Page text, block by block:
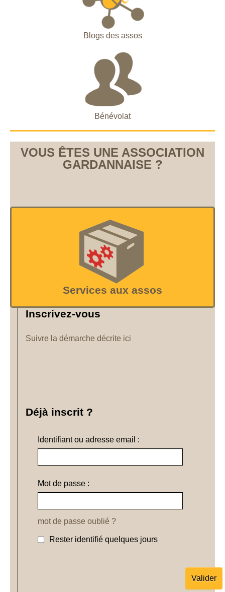
Blogs des assos
Bénévolat
VOUS ÊTES UNE ASSOCIATION
GARDANNAISE ?
Services aux assos
Inscrivez-vous
Suivre la démarche décrite ici
Déjà inscrit ?
Identifiant ou adresse email :
Mot de passe :
mot de passe oublié ?
Rester identifié quelques jours